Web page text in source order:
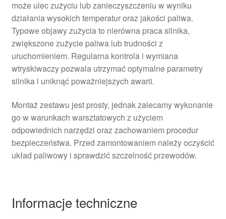
może ulec zużyciu lub zanieczyszczeniu w wyniku
działania wysokich temperatur oraz jakości paliwa.
Typowe objawy zużycia to nierówna praca silnika,
zwiększone zużycie paliwa lub trudności z
uruchomieniem. Regularna kontrola i wymiana
wtryskiwaczy pozwala utrzymać optymalne parametry
silnika i uniknąć poważniejszych awarii.
Montaż zestawu jest prosty, jednak zalecamy wykonanie
go w warunkach warsztatowych z użyciem
odpowiednich narzędzi oraz zachowaniem procedur
bezpieczeństwa. Przed zamontowaniem należy oczyścić
układ paliwowy i sprawdzić szczelność przewodów.
Informacje techniczne